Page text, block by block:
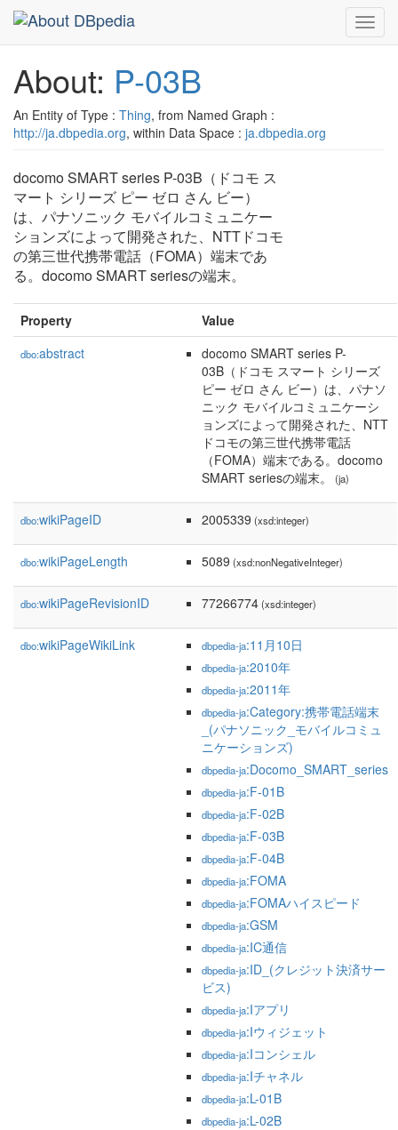
About: P-03B
An Entity of Type : Thing, from Named Graph :
http://ja.dbpedia.org, within Data Space : ja.dbpedia.org
docomo SMART series P-03B（ドコモ ス
マート シリーズ ピー ゼロ さん ビー）
は、パナソニック モバイルコミュニケー
ションズによって開発された、NTTドコモ
の第三世代携帯電話（FOMA）端末であ
る。docomo SMART seriesの端末。
Property Value
dbo:abstract
docomo SMART series P-
03B（ドコモ スマート シリーズ
ピー ゼロ さん ビー）は、パナソ
ニック モバイルコミュニケーシ
ョンズによって開発された、NTT
ドコモの第三世代携帯電話
（FOMA）端末である。docomo
SMART seriesの端末。
(ja)
dbo:wikiPageID 2005339 (xsd:integer)
dbo:wikiPageLength 5089 (xsd:nonNegativeInteger)
dbo:wikiPageRevisionID 77266774(xsd:integer)
dbo:wikiPageWikiLink dbpedia-ja:11月10日
dbpedia-ja:2010年
dbpedia-ja:2011年
dbpedia-ja:Category:携帯電話端末
_(パナソニック_モバイルコミュ
ニケーションズ)
dbpedia-ja:Docomo_SMART_series
dbpedia-ja:F-01B
dbpedia-ja:F-02B
dbpedia-ja:F-03B
dbpedia-ja:F-04B
dbpedia-ja:FOMA
dbpedia-ja:FOMAハイスピード
dbpedia-ja:GSM
dbpedia-ja:IC通信
dbpedia-ja:ID_(クレジット決済サー
ビス)
dbpedia-ja:Iアプリ
dbpedia-ja:Iウィジェット
dbpedia-ja:Iコンシェル
dbpedia-ja:Iチャネル
dbpedia-ja:L-01B
dbpedia-ja:L-02B